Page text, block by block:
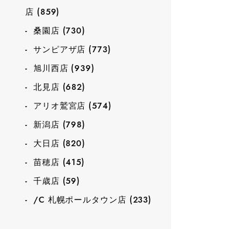
店 (859)
桑園店 (730)
サンピアザ店 (773)
旭川西店 (939)
北見店 (682)
アリオ鷲宮店 (574)
新潟店 (798)
大日店 (820)
苗穂店 (415)
千歳店 (59)
/C 札幌ポールタウン店 (233)